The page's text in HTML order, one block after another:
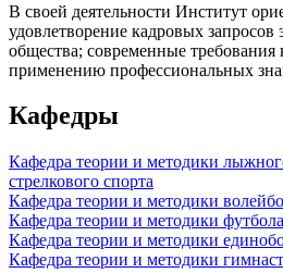
В своей деятельности Институт
удовлетворение кадровых
общества; современные требования
применению профессиональных
Кафедры
Кафедра теории и методики
стрелкового спорта
Кафедра теории и методики
Кафедра теории и методики
Кафедра теории и методики
Кафедра теории и методики